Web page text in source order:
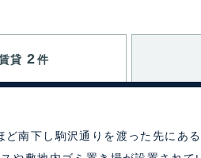
貸 2 件
南下し駒沢通りを渡った先にあ